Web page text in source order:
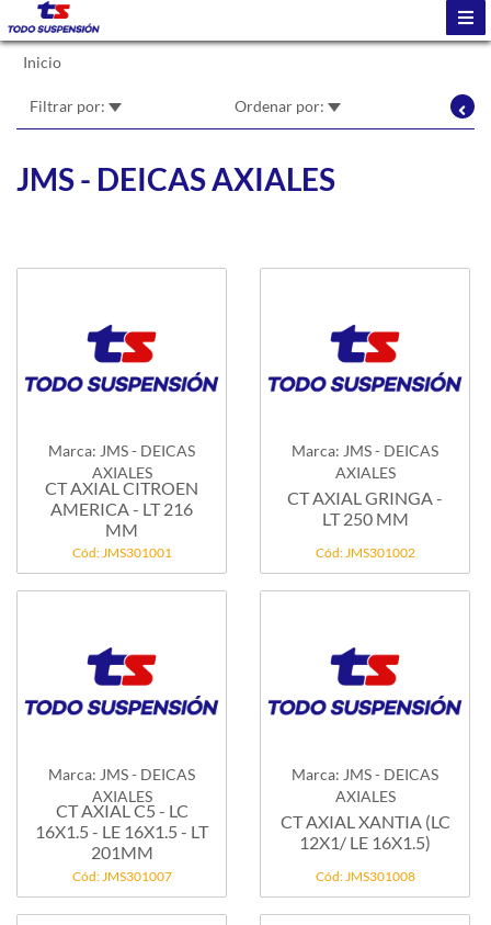
Inicio
Filtrar por: Ordenar por:
JMS - DEICAS AXIALES
Marca: JMS - DEICAS
AXIALES
CT AXIAL CITROEN
AMERICA - LT 216
MM
Cód: JMS301001
Marca: JMS - DEICAS
AXIALES
CT AXIAL GRINGA -
LT 250 MM
Cód: JMS301002
Marca: JMS - DEICAS
AXIALES
CT AXIAL C5 - LC
16X1.5 - LE 16X1.5 - LT
201MM
Cód: JMS301007
Marca: JMS - DEICAS
AXIALES
CT AXIAL XANTIA (LC
12X1/ LE 16X1.5)
Cód: JMS301008